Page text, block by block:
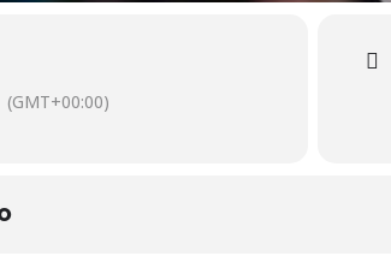
(GMT+00:00)